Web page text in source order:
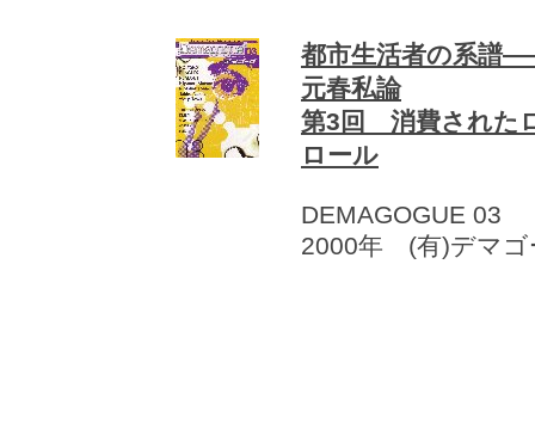
都市生活者の系譜
元春私論
第3回 消費された
ロール
DEMAGOGUE 03
2000年 (有)デマゴ